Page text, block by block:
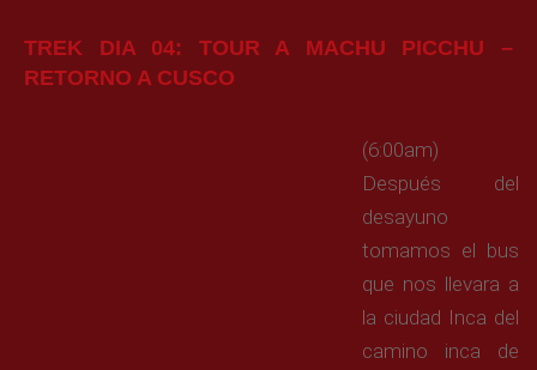
TREK DIA 04: TOUR A MACHU PICCHU –
RETORNO A CUSCO
(6:00am)
Después del
desayuno
tomamos el bus
que nos llevara a
la ciudad Inca del
camino inca de